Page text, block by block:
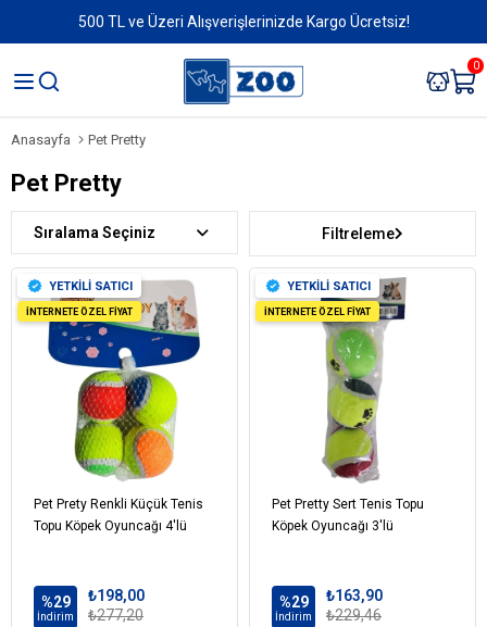
500 TL ve Üzeri Alışverişlerinizde Kargo Ücretsiz!
0
Anasayfa Pet Pretty
Pet Pretty
Filtreleme
Sıralama
Pet Prety Renkli Küçük Tenis
Topu Köpek Oyuncağı 4'lü
%29
İndirim
₺198,00
₺277,20
YETKİLİ SATICI
İNTERNETE ÖZEL FİYAT
Pet Pretty Sert Tenis Topu
Köpek Oyuncağı 3'lü
%29
İndirim
₺163,90
₺229,46
YETKİLİ SATICI
İNTERNETE ÖZEL FİYAT